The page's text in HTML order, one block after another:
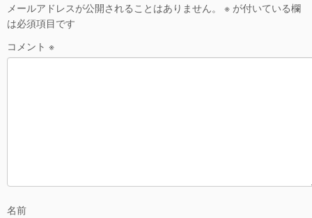
メールアドレスが公開されることはありません。 ※ が付いている欄
は必須項目です
コメント ※
名前